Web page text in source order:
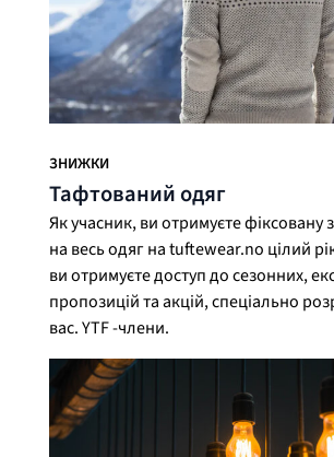
ЗНИЖКИ
Тафтований одяг
Як учасник, ви отримуєте фіксовану
на весь одяг на tuftewear.no цілий
ви отримуєте доступ до сезонних,
пропозицій та акцій, спеціально
вас. YTF -члени.